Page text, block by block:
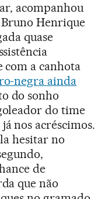
acompanhou
Henrique
quase
com a canhota
negra ainda
do sonho
do time
nos acréscimos.
hesitar no
de
que não